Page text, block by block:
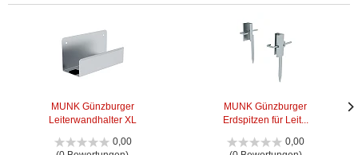
MUNK Günzburger
Leiterwandhalter XL
0,00
MUNK Günzburger
Erdspitzen für Leit...
0,00